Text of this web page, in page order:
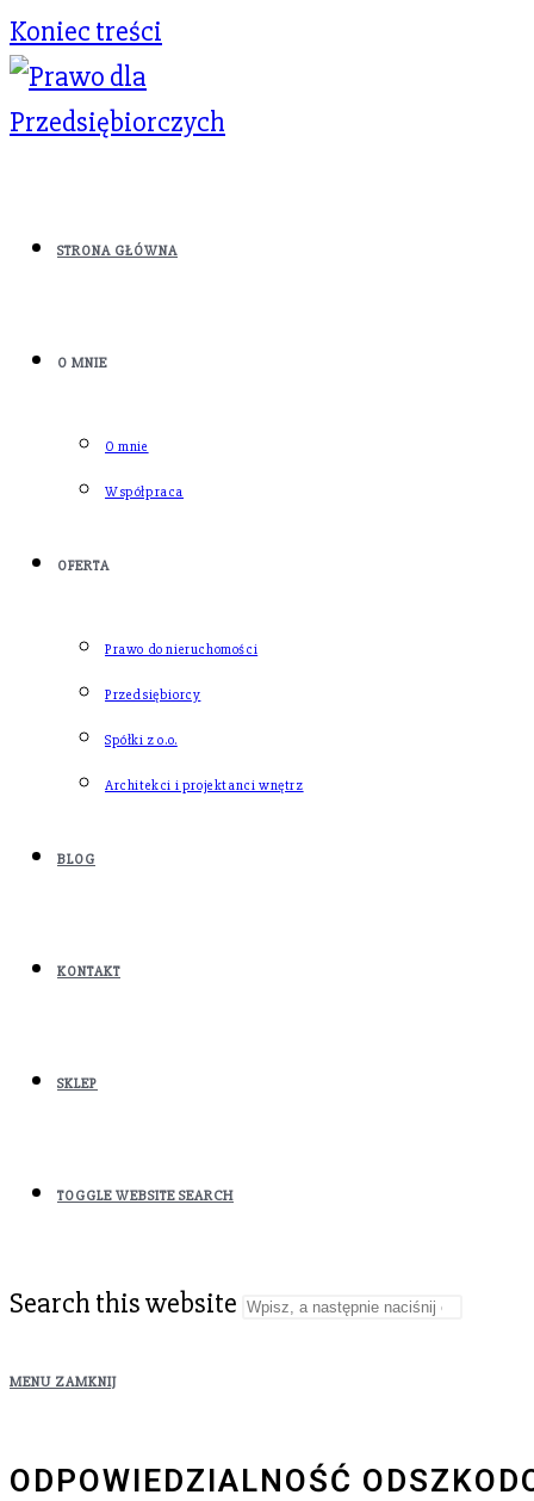
Koniec treści
STRONA GŁÓWNA
O MNIE
O mnie
Współpraca
OFERTA
Prawo do nieruchomości
Przedsiębiorcy
Spółki z o.o.
Architekci i projektanci wnętrz
BLOG
KONTAKT
SKLEP
TOGGLE WEBSITE SEARCH
Search this website
MENU ZAMKNIJ
ODPOWIEDZIALNOŚĆ